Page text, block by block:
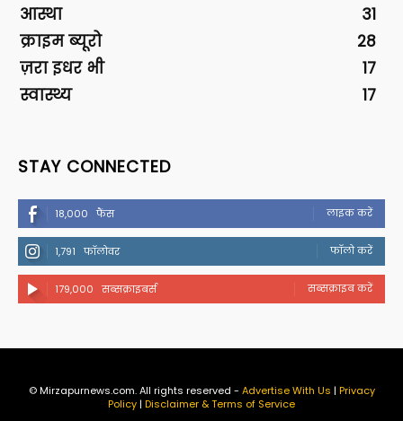
आस्था
31
क्राइम ब्यूरो
28
ज़रा इधर भी
17
स्वास्थ्य
17
STAY CONNECTED
18,000 फैंस लाइक करें
1,791 फॉलोवर फॉलो करें
179,000 सब्सक्राइबर्स सब्सक्राइब करें
© Mirzapurnews.com. All rights reserved - Advertise With Us | Privacy
Policy| Disclaimer & Terms of Service